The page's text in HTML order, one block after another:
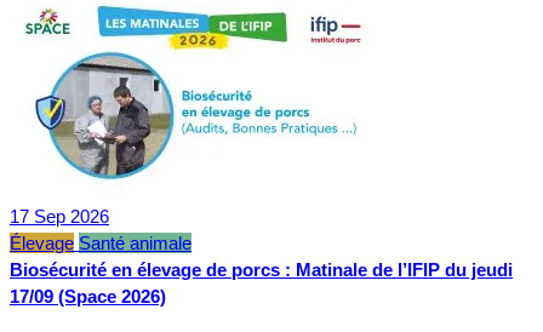
17 Sep 2026
Élevage Santé animale
Biosécurité en élevage de porcs : Matinale de l’IFIP du jeudi
17/09 (Space 2026)